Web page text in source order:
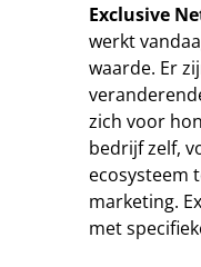
Exclusive
werkt
waarde. Er
zich voor
bedrijf zelf,
ecosysteem
marketing.
met